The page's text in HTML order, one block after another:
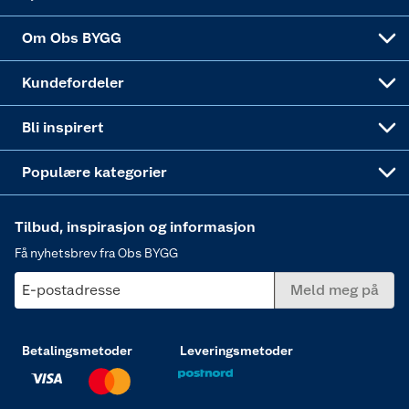
Om Obs BYGG
Kundefordeler
Bli inspirert
Populære kategorier
Tilbud, inspirasjon og informasjon
Få nyhetsbrev fra Obs BYGG
E-postadresse Meld meg på
Betalingsmetoder Leveringsmetoder